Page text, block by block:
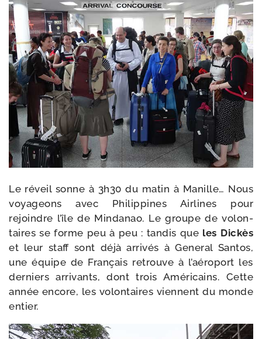
Le réveil sonne à 3h30 du matin à Manille… Nous
voya­geons avec Philippines Airlines pour
rejoindre l’île de Mindanao. Le groupe de volon­
taires se forme peu à peu : tan­dis que les Dickès
et leur staff sont déjà arri­vés à General Santos,
une équipe de Français retrouve à l’aéroport les
der­niers arri­vants, dont trois Américains. Cette
année encore, les volon­taires viennent du monde
entier.